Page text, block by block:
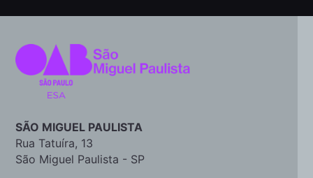
SÃO MIGUEL PAULISTA
Rua Tatuíra, 13
São Miguel Paulista - SP